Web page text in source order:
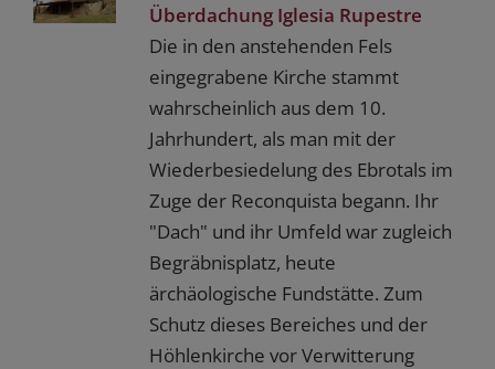
Überdachung Iglesia Rupestre
Die in den anstehenden Fels
eingegrabene Kirche stammt
wahrscheinlich aus dem 10.
Jahrhundert, als man mit der
Wiederbesiedelung des Ebrotals im
Zuge der Reconquista begann. Ihr
"Dach" und ihr Umfeld war zugleich
Begräbnisplatz, heute
ärchäologische Fundstätte. Zum
Schutz dieses Bereiches und der
Höhlenkirche vor Verwitterung